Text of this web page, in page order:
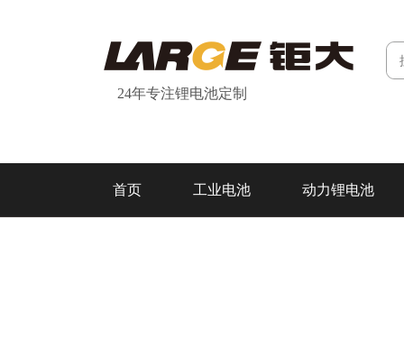
24年专注锂电池定制
首页 工业电池 动力锂电池